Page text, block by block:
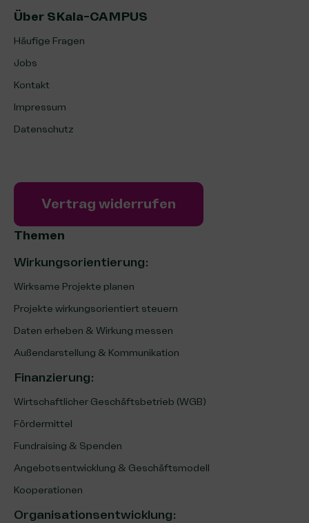
Über SKala-CAMPUS
Häufige Fragen
Jobs
Kontakt
Impressum
Datenschutz
Vertrag widerrufen
Themen
Wirkungsorientierung:
Wirksame Projekte planen
Projekte wirkungsorientiert steuern
Daten erheben & Wirkung messen
Außendarstellung & Kommunikation
Finanzierung:
Wirtschaftlicher Geschäftsbetrieb (WGB)
Fördermittel
Fundraising & Spenden
Angebotsentwicklung & Geschäftsmodell
Kooperationen
Organisationsentwicklung: